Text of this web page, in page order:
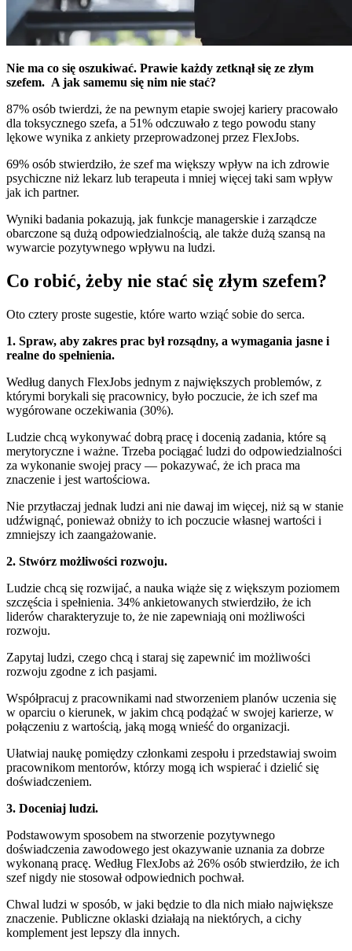
Nie ma co się oszukiwać. Prawie każdy zetknął się ze złym
szefem. A jak samemu się nim nie stać?
87% osób twierdzi, że na pewnym etapie swojej kariery pracowało
dla toksycznego szefa, a 51% odczuwało z tego powodu stany
lękowe wynika z ankiety przeprowadzonej przez FlexJobs.
69% osób stwierdziło, że szef ma większy wpływ na ich zdrowie
psychiczne niż lekarz lub terapeuta i mniej więcej taki sam wpływ
jak ich partner.
Wyniki badania pokazują, jak funkcje managerskie i zarządcze
obarczone są dużą odpowiedzialnością, ale także dużą szansą na
wywarcie pozytywnego wpływu na ludzi.
Co robić, żeby nie stać się złym szefem?
Oto cztery proste sugestie, które warto wziąć sobie do serca.
1. Spraw, aby zakres prac był rozsądny, a wymagania jasne i
realne do spełnienia.
Według danych FlexJobs jednym z największych problemów, z
którymi borykali się pracownicy, było poczucie, że ich szef ma
wygórowane oczekiwania (30%).
Ludzie chcą wykonywać dobrą pracę i docenią zadania, które są
merytoryczne i ważne. Trzeba pociągać ludzi do odpowiedzialności
za wykonanie swojej pracy — pokazywać, że ich praca ma
znaczenie i jest wartościowa.
Nie przytłaczaj jednak ludzi ani nie dawaj im więcej, niż są w stanie
udźwignąć, ponieważ obniży to ich poczucie własnej wartości i
zmniejszy ich zaangażowanie.
2. Stwórz możliwości rozwoju.
Ludzie chcą się rozwijać, a nauka wiąże się z większym poziomem
szczęścia i spełnienia. 34% ankietowanych stwierdziło, że ich
liderów charakteryzuje to, że nie zapewniają oni możliwości
rozwoju.
Zapytaj ludzi, czego chcą i staraj się zapewnić im możliwości
rozwoju zgodne z ich pasjami.
Współpracuj z pracownikami nad stworzeniem planów uczenia się
w oparciu o kierunek, w jakim chcą podążać w swojej karierze, w
połączeniu z wartością, jaką mogą wnieść do organizacji.
Ułatwiaj naukę pomiędzy członkami zespołu i przedstawiaj swoim
pracownikom mentorów, którzy mogą ich wspierać i dzielić się
doświadczeniem.
3. Doceniaj ludzi.
Podstawowym sposobem na stworzenie pozytywnego
doświadczenia zawodowego jest okazywanie uznania za dobrze
wykonaną pracę. Według FlexJobs aż 26% osób stwierdziło, że ich
szef nigdy nie stosował odpowiednich pochwał.
Chwal ludzi w sposób, w jaki będzie to dla nich miało największe
znaczenie. Publiczne oklaski działają na niektórych, a cichy
komplement jest lepszy dla innych.